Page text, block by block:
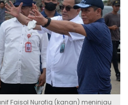
Faisol Nurofiq (kanan) meninjau